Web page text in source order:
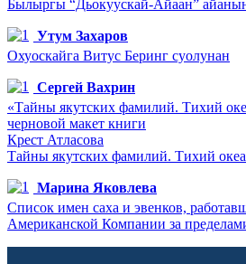
Былыргы “Дьокуускай-Айаан”
Утум Захаров
Охуоскайга Витус Беринг суолунан
Сергей Вахрин
«Тайны якутских фамилий. Тихий
черновой макет книги
Крест Атласова
Тайны якутских фамилий. Тихий
Марина Яковлева
Список имен саха и эвенков,
Американской Компании за